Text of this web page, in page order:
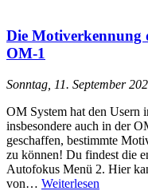
Die Motiverkennung
OM-1
Sonntag, 11. September
OM System hat den
insbesondere auch in der
geschaffen, bestimmte
zu können! Du findest die
Autofokus Menü 2. Hier
von… Weiterlesen